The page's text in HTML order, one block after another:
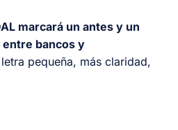
marcará un antes y un
entre bancos y
pequeña, más claridad,